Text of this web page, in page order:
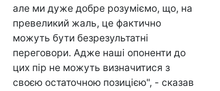
але ми дуже добре розуміємо, що, на
превеликий жаль, це фактично
можуть бути безрезультатні
переговори. Адже наші опоненти до
цих пір не можуть визначитися з
своєю остаточною позицією", - сказав